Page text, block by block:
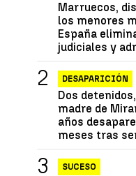
Marruecos,
los menores
España
judiciales y
DESAPARICIÓN
Dos
madre de
años
meses tras
SUCESO